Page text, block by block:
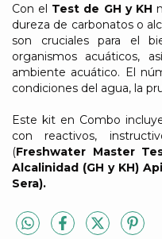
Con el Test de GH y KH
dureza de carbonatos o
son cruciales para el
organismos acuáticos,
ambiente acuático. El
condiciones del agua, la
Este kit en Combo
con reactivos,
(Freshwater Master
Alcalinidad (GH y KH)
Sera).